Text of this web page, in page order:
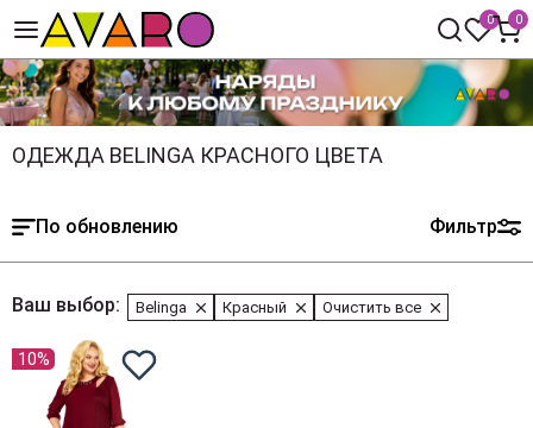
0 0
ОДЕЖДА BELINGA КРАСНОГО ЦВЕТА
По обновлению Фильтр
Ваш выбор: Belinga Красный Очистить все
10%